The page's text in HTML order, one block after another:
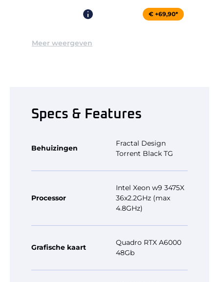
€ +69,90*
Meer weergeven
Specs & Features
Behuizingen
Fractal Design
Torrent Black TG
Processor
Intel Xeon w9 3475X
36x2.2GHz (max
4.8GHz)
Grafische kaart
Quadro RTX A6000
48Gb